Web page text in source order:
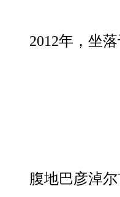
2012年，坐
腹地巴彦淖